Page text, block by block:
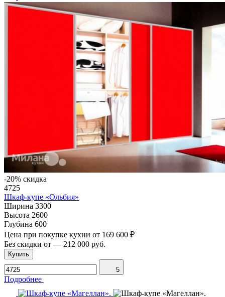
-20% скидка
4725
Шкаф-купе «Ольбия»
Ширина 3300
Высота 2600
Глубина 600
Цена при покупке кухни от 169 600 ₽
Без скидки от — 212 000 руб.
Купить
5
Подробнее